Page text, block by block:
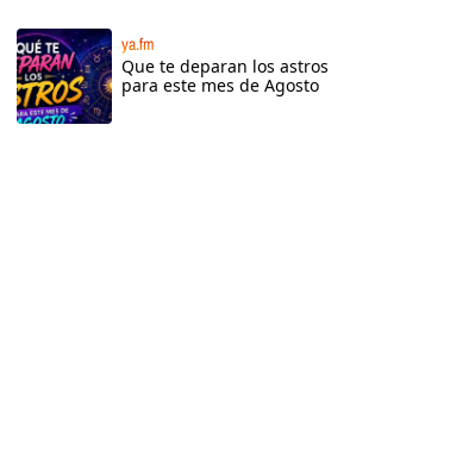
ya.fm
Que te deparan los astros
para este mes de Agosto